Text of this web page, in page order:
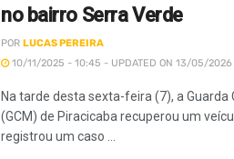
no bairro Serra Verde
POR LUCAS PEREIRA
10/11/2025 - 10:45 - UPDATED ON 13/05/
Na tarde desta sexta-feira (7), a Guarda
(GCM) de Piracicaba recuperou um
registrou um caso ...